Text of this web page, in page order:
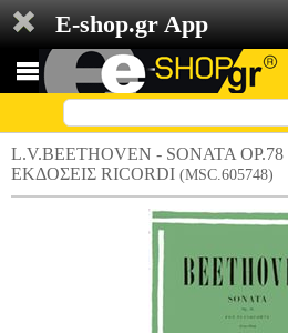
E-shop.gr App
L.V.BEETHOVEN - SONATA
ΕΚΔΟΣΕΙΣ RICORDI (MSC.605748)